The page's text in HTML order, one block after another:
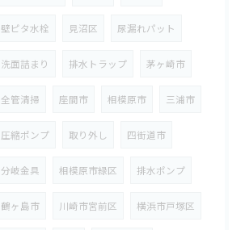
壁ピタ水栓 見沼区 尿漏れパット
洗面詰まり 排水トラップ 茅ヶ崎市
全管清掃 座間市 相模原市 三浦市
圧縮ポンプ 取り外し 四街道市
分岐金具 相模原市緑区 排水ポンプ
鶴ヶ島市 川崎市宮前区 横浜市戸塚区